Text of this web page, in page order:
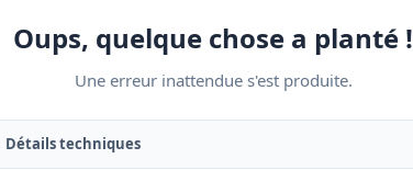
Oups, quelque chose a planté !
Une erreur inattendue s'est produite.
Détails techniques